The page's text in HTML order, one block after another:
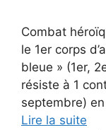
Combat
le 1er corps
bleue » (1er,
résiste à 1
septembre)
Lire la suite